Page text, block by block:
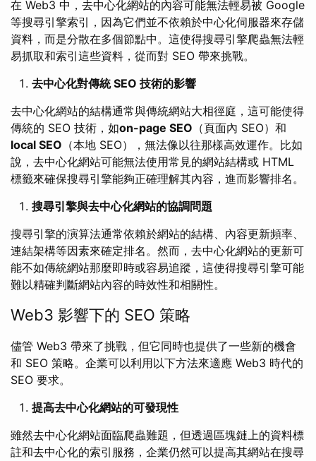
在 Web3 中，去中心化網站的內容可能無法輕易被 Google
等搜尋引擎索引，因為它們並不依賴於中心化伺服器來存儲
資料，而是分散在多個節點中。這使得搜尋引擎爬蟲無法輕
易抓取和索引這些資料，從而對 SEO 帶來挑戰。
去中心化對傳統 SEO 技術的影響
去中心化網站的結構通常與傳統網站大相徑庭，這可能使得
傳統的 SEO 技術，如on-page SEO （頁面內 SEO）和
local SEO （本地 SEO），無法像以往那樣高效運作。比如
說，去中心化網站可能無法使用常見的網站結構或 HTML
標籤來確保搜尋引擎能夠正確理解其內容，進而影響排名。
搜尋引擎與去中心化網站的協調問題
搜尋引擎的演算法通常依賴於網站的結構、內容更新頻率、
連結架構等因素來確定排名。然而，去中心化網站的更新可
能不如傳統網站那麼即時或容易追蹤，這使得搜尋引擎可能
難以精確判斷網站內容的時效性和相關性。
Web3 影響下的 SEO 策略
儘管 Web3 帶來了挑戰，但它同時也提供了一些新的機會
和 SEO 策略。企業可以利用以下方法來適應 Web3 時代的
SEO 要求。
提高去中心化網站的可發現性
雖然去中心化網站面臨爬蟲難題，但透過區塊鏈上的資料標
註和去中心化的索引服務，企業仍然可以提高其網站在搜尋